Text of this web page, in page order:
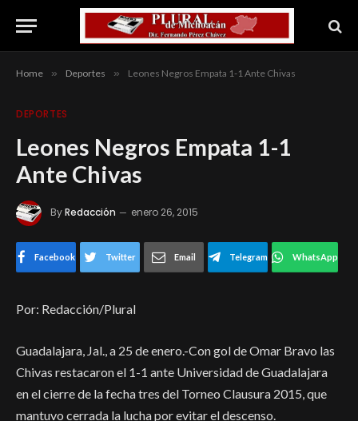
Home » Deportes » Leones Negros Empata 1-1 Ante Chivas
DEPORTES
Leones Negros Empata 1-1
Ante Chivas
ByRedacción enero 26, 2015
Facebook Twitter Email Telegram WhatsApp
Por: Redacción/Plural
Guadalajara, Jal., a 25 de enero.-Con gol de Omar Bravo las
Chivas restacaron el 1-1 ante Universidad de Guadalajara
en el cierre de la fecha tres del Torneo Clausura 2015, que
mantuvo cerrada la lucha por evitar el descenso.